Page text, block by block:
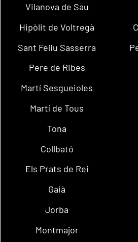
Vilanova de Sau
Hipòlit de Voltregà
Sant Feliu Sasserra
Pere de Ribes
Martí Sesgueioles
Martí de Tous
Tona
Collbató
Els Prats de Rei
Gaià
Jorba
Montmajor